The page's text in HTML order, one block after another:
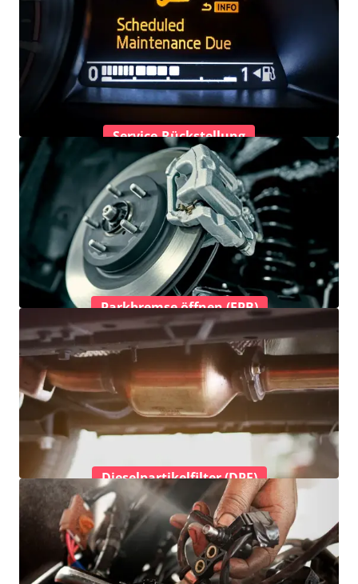
Service-Rückstellung
Parkbremse öffnen (EPB)
Dieselpartikelfilter (DPF)